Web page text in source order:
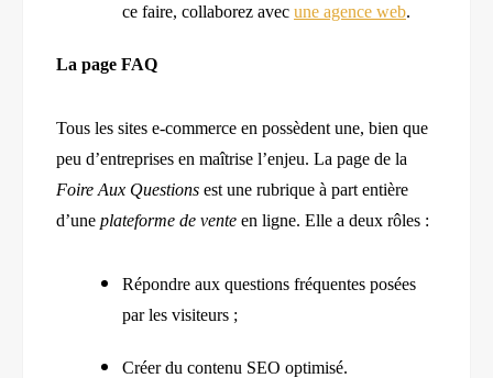
ce faire, collaborez avec une agence web.
La page FAQ
Tous les sites e-commerce en possèdent une, bien que
peu d’entreprises en maîtrise l’enjeu. La page de la
Foire Aux Questions est une rubrique à part entière
d’une plateforme de vente en ligne. Elle a deux rôles :
Répondre aux questions fréquentes posées
par les visiteurs ;
Créer du contenu SEO optimisé.